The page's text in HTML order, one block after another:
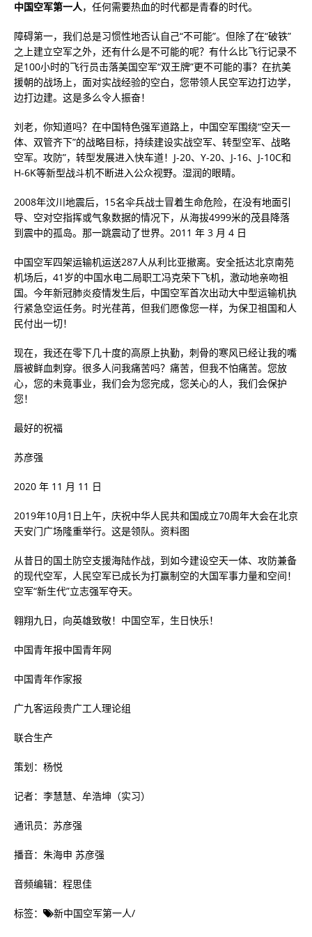
中国空军第一人，任何需要热血的时代都是青春的时代。
障碍第一，我们总是习惯性地否认自己“不可能”。但除了在“破铁”
之上建立空军之外，还有什么是不可能的呢？有什么比飞行记录不
足100小时的飞行员击落美国空军“双王牌”更不可能的事？在抗美
援朝的战场上，面对实战经验的空白，您带领人民空军边打边学，
边打边建。这是多么令人振奋！
刘老，你知道吗？在中国特色强军道路上，中国空军围绕“空天一
体、双管齐下”的战略目标，持续建设实战空军、转型空军、战略
空军。攻防”，转型发展进入快车道！J-20、Y-20、J-16、J-10C和
H-6K等新型战斗机不断进入公众视野。湿润的眼睛。
2008年汶川地震后，15名伞兵战士冒着生命危险，在没有地面引
导、空对空指挥或气象数据的情况下，从海拔4999米的茂县降落
到震中的孤岛。那一跳震动了世界。2011 年 3 月 4 日
中国空军四架运输机运送287人从利比亚撤离。安全抵达北京南苑
机场后，41岁的中国水电二局职工冯克荣下飞机，激动地亲吻祖
国。今年新冠肺炎疫情发生后，中国空军首次出动大中型运输机执
行紧急空运任务。时光荏苒，但我们愿像您一样，为保卫祖国和人
民付出一切！
现在，我还在零下几十度的高原上执勤，刺骨的寒风已经让我的嘴
唇被鲜血刺穿。很多人问我痛苦吗？痛苦，但我不怕痛苦。您放
心，您的未竟事业，我们会为您完成，您关心的人，我们会保护
您！
最好的祝福
苏彦强
2020 年 11 月 11 日
2019年10月1日上午，庆祝中华人民共和国成立70周年大会在北京
天安门广场隆重举行。这是领队。资料图
从昔日的国土防空支援海陆作战，到如今建设空天一体、攻防兼备
的现代空军，人民空军已成长为打赢制空的大国军事力量和空间！
空军“新生代”立志强军夺天。
翱翔九日，向英雄致敬！中国空军，生日快乐！
中国青年报中国青年网
中国青年作家报
广九客运段贵广工人理论组
联合生产
策划：杨悦
记者：李慧慧、牟浩坤（实习）
通讯员：苏彦强
播音：朱海申 苏彦强
音频编辑：程思佳
标签： 新中国空军第一人/